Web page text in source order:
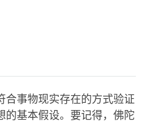
合事物现实存在的方式验证
的基本假设。要记得，佛陀